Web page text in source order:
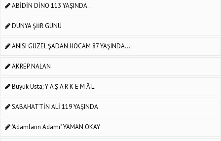
ABİDİN DİNO 113 YAŞINDA...
DÜNYA ŞİİR GÜNÜ
ANISI GÜZEL ŞADAN HOCAM 87 YAŞINDA...
AKREP NALAN
Büyük Usta; Y A Ş A R K E M Â L
SABAHATTİN ALİ 119 YAŞINDA
"Adamların Adamı" YAMAN OKAY